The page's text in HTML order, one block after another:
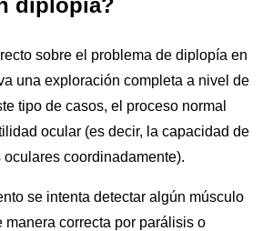
diplopía?
sobre el problema de diplopía en
una exploración completa a nivel de
tipo de casos, el proceso normal
ocular (es decir, la capacidad de
oculares coordinadamente).
se intenta detectar algún músculo
manera correcta por parálisis o